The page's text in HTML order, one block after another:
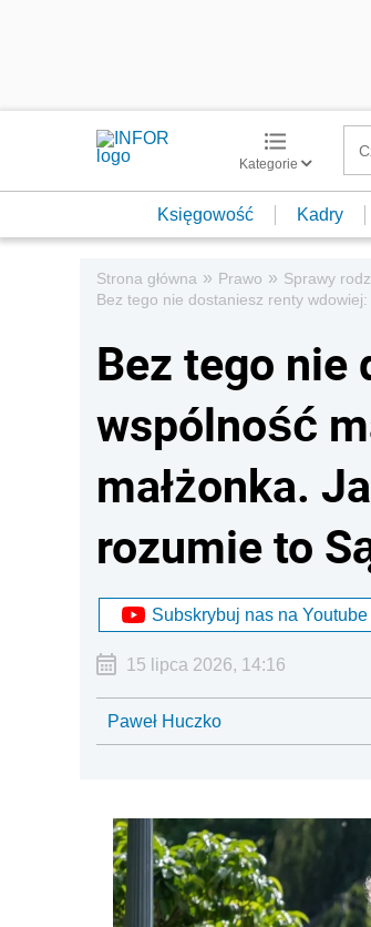
Kategorie
Księgowość Kadry
Strona główna » Prawo » Sprawy
Bez tego nie dostaniesz renty
Bez tego nie
wspólność
małżonka.
rozumie to
Subskrybuj nas na Youtube
15 lipca 2026, 14:16
Paweł Huczko